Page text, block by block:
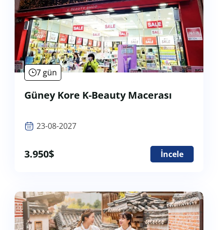
7 gün
Güney Kore K-Beauty Macerası
23-08-2027
3.950$ İncele